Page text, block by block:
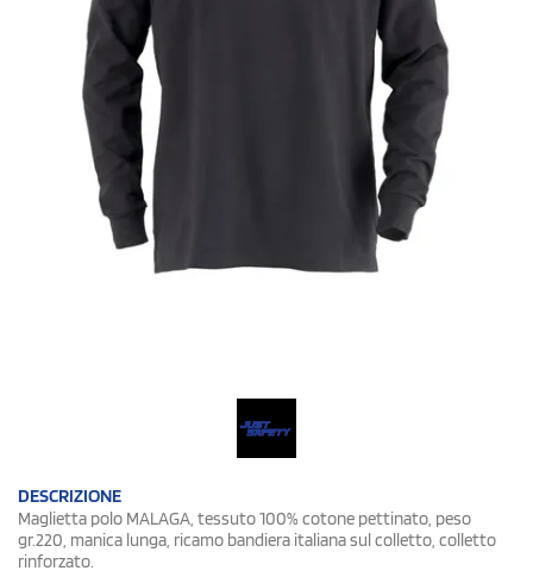
DESCRIZIONE
Maglietta polo MALAGA, tessuto 100% cotone pettinato, peso
gr.220, manica lunga, ricamo bandiera italiana sul colletto, colletto
rinforzato.